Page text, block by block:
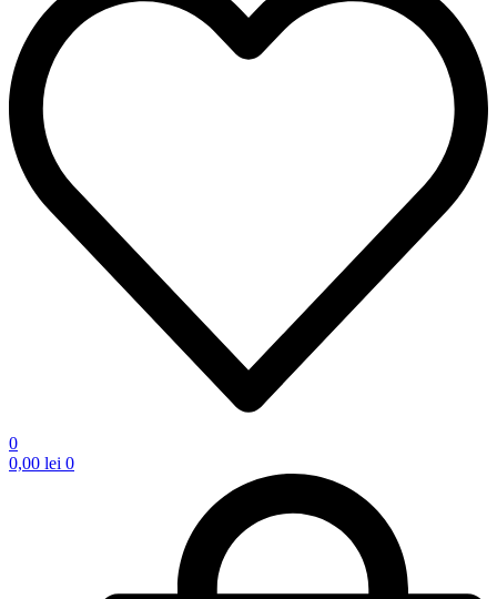
0
0,00 lei 0